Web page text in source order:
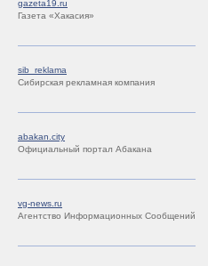
gazeta19.ru
Газета «Хакасия»
sib_reklama
Сибирская рекламная компания
abakan.city
Официальный портал Абакана
vg-news.ru
Агентство Информационных Сообщений